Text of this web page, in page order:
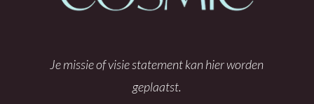
Je missie of visie statement kan hier worden
geplaatst.